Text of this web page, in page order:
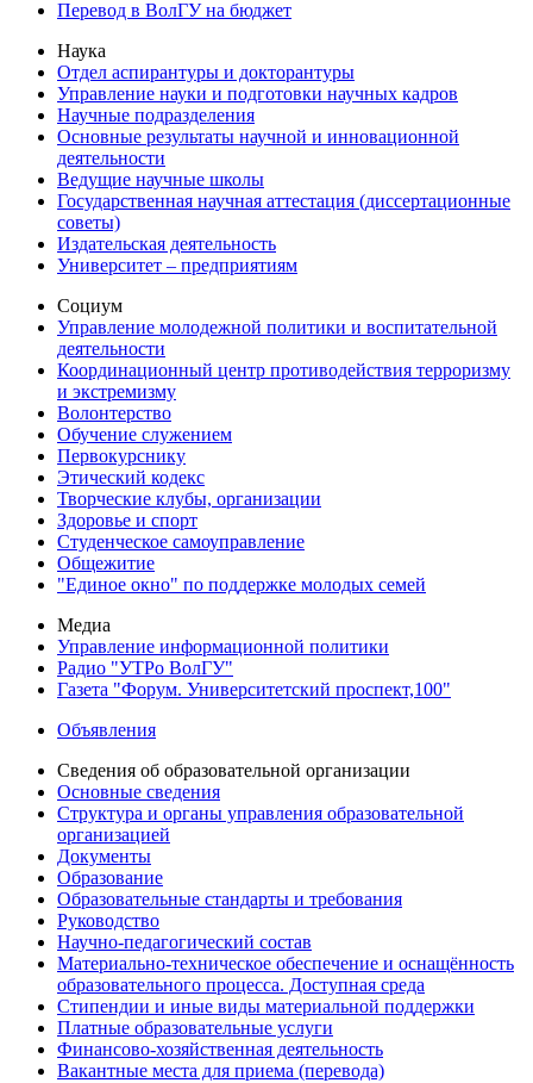
Перевод в ВолГУ на бюджет
Наука
Отдел аспирантуры и докторантуры
Управление науки и подготовки научных кадров
Научные подразделения
Основные результаты научной и инновационной
деятельности
Ведущие научные школы
Государственная научная аттестация (диссертационные
советы)
Издательская деятельность
Университет – предприятиям
Социум
Управление молодежной политики и воспитательной
деятельности
Координационный центр противодействия терроризму
и экстремизму
Волонтерство
Обучение служением
Первокурснику
Этический кодекс
Творческие клубы, организации
Здоровье и спорт
Студенческое самоуправление
Общежитие
"Единое окно" по поддержке молодых семей
Медиа
Управление информационной политики
Радио "УТРо ВолГУ"
Газета "Форум. Университетский проспект,100"
Объявления
Сведения об образовательной организации
Основные сведения
Структура и органы управления образовательной
организацией
Документы
Образование
Образовательные стандарты и требования
Руководство
Научно-педагогический состав
Материально-техническое обеспечение и оснащённость
образовательного процесса. Доступная среда
Стипендии и иные виды материальной поддержки
Платные образовательные услуги
Финансово-хозяйственная деятельность
Вакантные места для приема (перевода)